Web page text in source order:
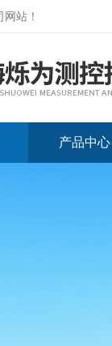
网站 ！
产品中心